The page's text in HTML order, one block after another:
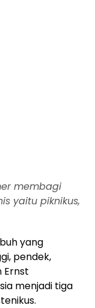
membagi
yaitu piknikus,
yang
pendek,
Ernst
menjadi tiga